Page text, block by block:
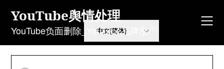
content
YouTube舆情处理
YouTube负面删除_YouTube品牌推广